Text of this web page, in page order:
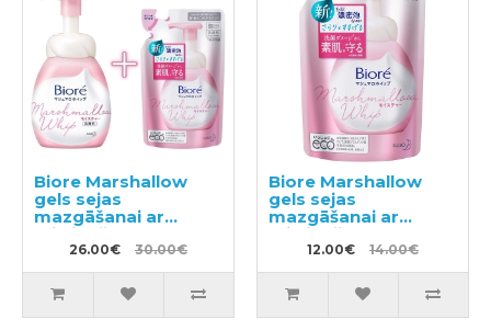
Biore Marshallow
gels sejas
mazgāšanai ar
mitrinošo efektu
150ml + pildviela
130ml
26.00€ 30.00€
Biore Marshallow
gels sejas
mazgāšanai ar
mitrinošu efektu,
pildviela 130ml
12.00€ 14.00€